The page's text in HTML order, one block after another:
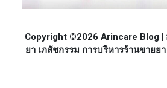
Copyright ©2026 Arincare Blog |
ยา เภสัชกรรม การบริหารร้านขาย